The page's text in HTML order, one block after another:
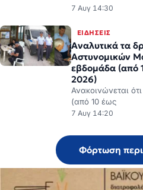
Αναλυτικά τα
εβδομάδα (από
2026)
Ανακοινώνεται
(από 10 έως
7 Αυγ 14:20
Φόρτωση